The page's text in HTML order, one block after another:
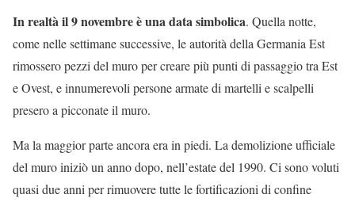
In realtà il 9 novembre è una data simbolica. Quella notte,
come nelle settimane successive, le autorità della Germania Est
rimossero pezzi del muro per creare più punti di passaggio tra Est
e Ovest, e innumerevoli persone armate di martelli e scalpelli
presero a picconate il muro.
Ma la maggior parte ancora era in piedi. La demolizione ufficiale
del muro iniziò un anno dopo, nell’estate del 1990. Ci sono voluti
quasi due anni per rimuovere tutte le fortificazioni di confine